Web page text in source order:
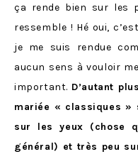
ça rende bien sur les
ressemble ! Hé oui,
je me suis rendue
aucun sens à vouloir
important. D’autant
mariée « classiques »
sur les yeux (chose
général) et très peu